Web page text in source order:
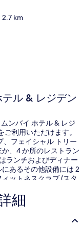
2.7 km
ル & レジデン
ンバイ ホテル & レジ
利用いただけます。
フェイシャル トリー
、4 か所のレストラン
ランチおよびディナー
あるその他設備には 2
ットネスクラブ (スタ
細